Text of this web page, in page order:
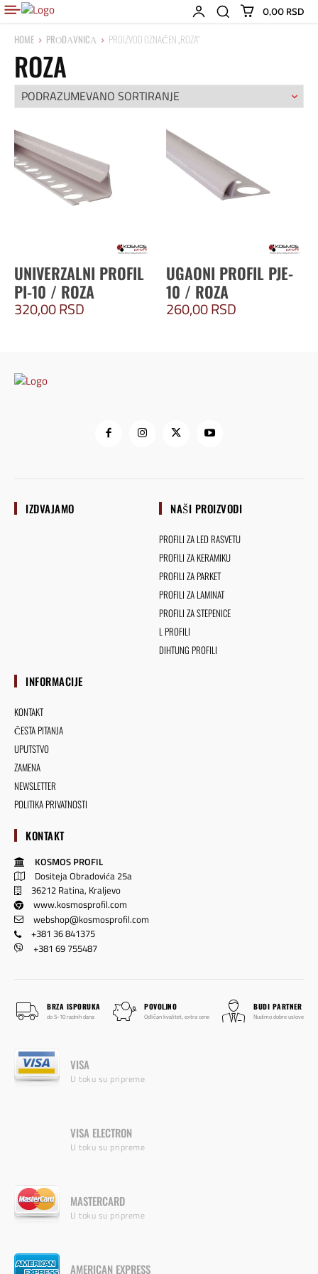
0,00 RSD
HOME PRОDАVNICА PROIZVOD OZNAČEN „ROZA“
ROZA
UNIVERZALNI PROFIL
PI-10 / ROZA
320,00RSD
UGAONI PROFIL PJE-
10 / ROZA
260,00RSD
IZDVAJAMO NAŠI PROIZVODI
PROFILI ZA LED RASVETU
PROFILI ZA KERAMIKU
PROFILI ZA PARKET
PROFILI ZA LAMINAT
PROFILI ZA STEPENICE
L PROFILI
DIHTUNG PROFILI
INFORMACIJE
KONTAKT
ČESTA PITANJA
UPUTSTVO
ZAMENA
NEWSLETTER
POLITIKA PRIVATNOSTI
KONTAKT
KOSMOS PROFIL
Dositeja Obradovića 25a
36212 Ratina, Kraljevo
www.kosmosprofil.com
webshop@kosmosprofil.com
+381 36 841375
+381 69 755487
BRZA ISPORUKA
do 5-10 radnih dana
POVOLJNO
Odličan kvalitet, extra cene
BUDI PARTNER
Nudimo dobre uslove
VISA
U toku su pripreme
VISA ELECTRON
U toku su pripreme
MASTERCARD
U toku su pripreme
AMERICAN EXPRESS